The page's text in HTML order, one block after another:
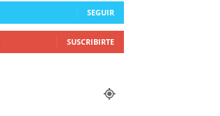
SEGUIR
SUSCRIBIRTE